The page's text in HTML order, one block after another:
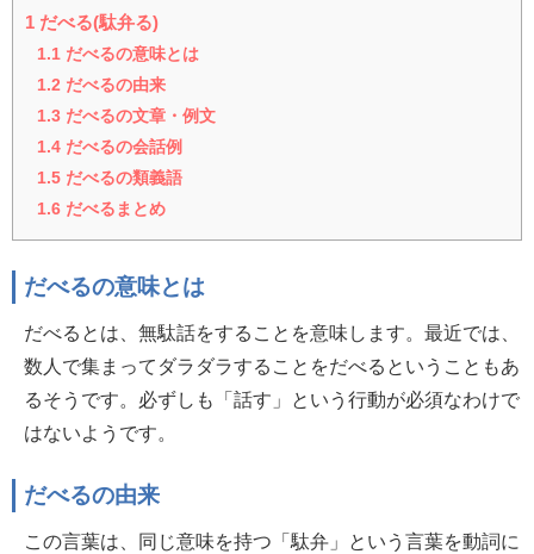
1 だべる(駄弁る)
1.1 だべるの意味とは
1.2 だべるの由来
1.3 だべるの文章・例文
1.4 だべるの会話例
1.5 だべるの類義語
1.6 だべるまとめ
だべるの意味とは
だべるとは、無駄話をすることを意味します。最近では、
数人で集まってダラダラすることをだべるということもあ
るそうです。必ずしも「話す」という行動が必須なわけで
はないようです。
だべるの由来
この言葉は、同じ意味を持つ「駄弁」という言葉を動詞に